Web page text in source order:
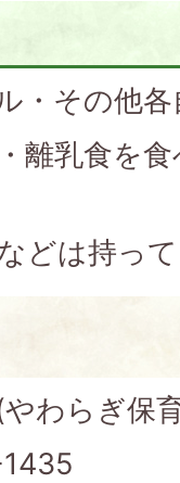
・その他
離乳食を
どは持っ
わらぎ保